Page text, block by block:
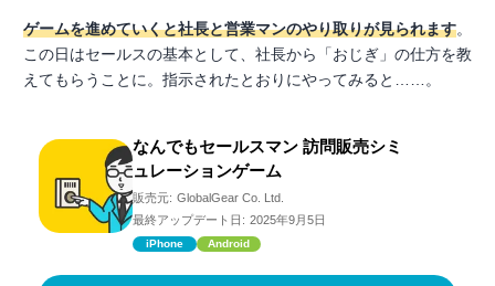
ゲームを進めていくと社長と営業マンのやり取りが見られます。
この日はセールスの基本として、社長から「おじぎ」の仕方を教
えてもらうことに。指示されたとおりにやってみると……。
なんでもセールスマン 訪問販売シミ
ュレーションゲーム
販売元: GlobalGear Co. Ltd.
最終アップデート日: 2025年9月5日
iPhone Android